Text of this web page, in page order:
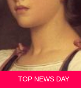
TOP NEWS DAY